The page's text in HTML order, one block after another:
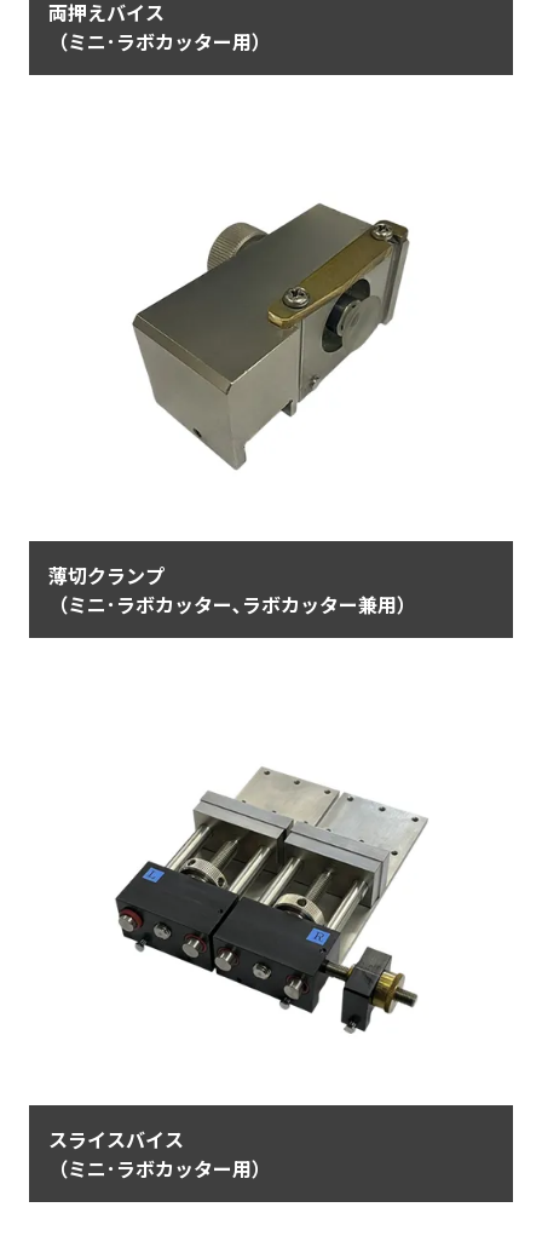
両押えバイス
（ミニ･ラボカッター用）
薄切クランプ
（ミニ･ラボカッター､ラボカッター兼用）
スライスバイス
（ミニ･ラボカッター用）